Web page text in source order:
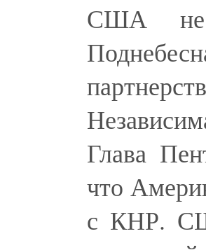
США не
Глава
что
с КНР.